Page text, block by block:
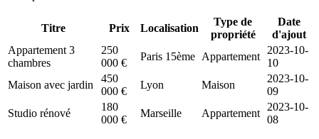
Titre Prix Localisation
Type de
propriété
Date
d'ajout
Appartement 3
chambres
250
000 €
Paris 15ème Appartement
2023-10-
10
Maison avec jardin
450
000 €
Lyon Maison
2023-10-
09
Studio rénové
180
000 €
Marseille Appartement
2023-10-
08